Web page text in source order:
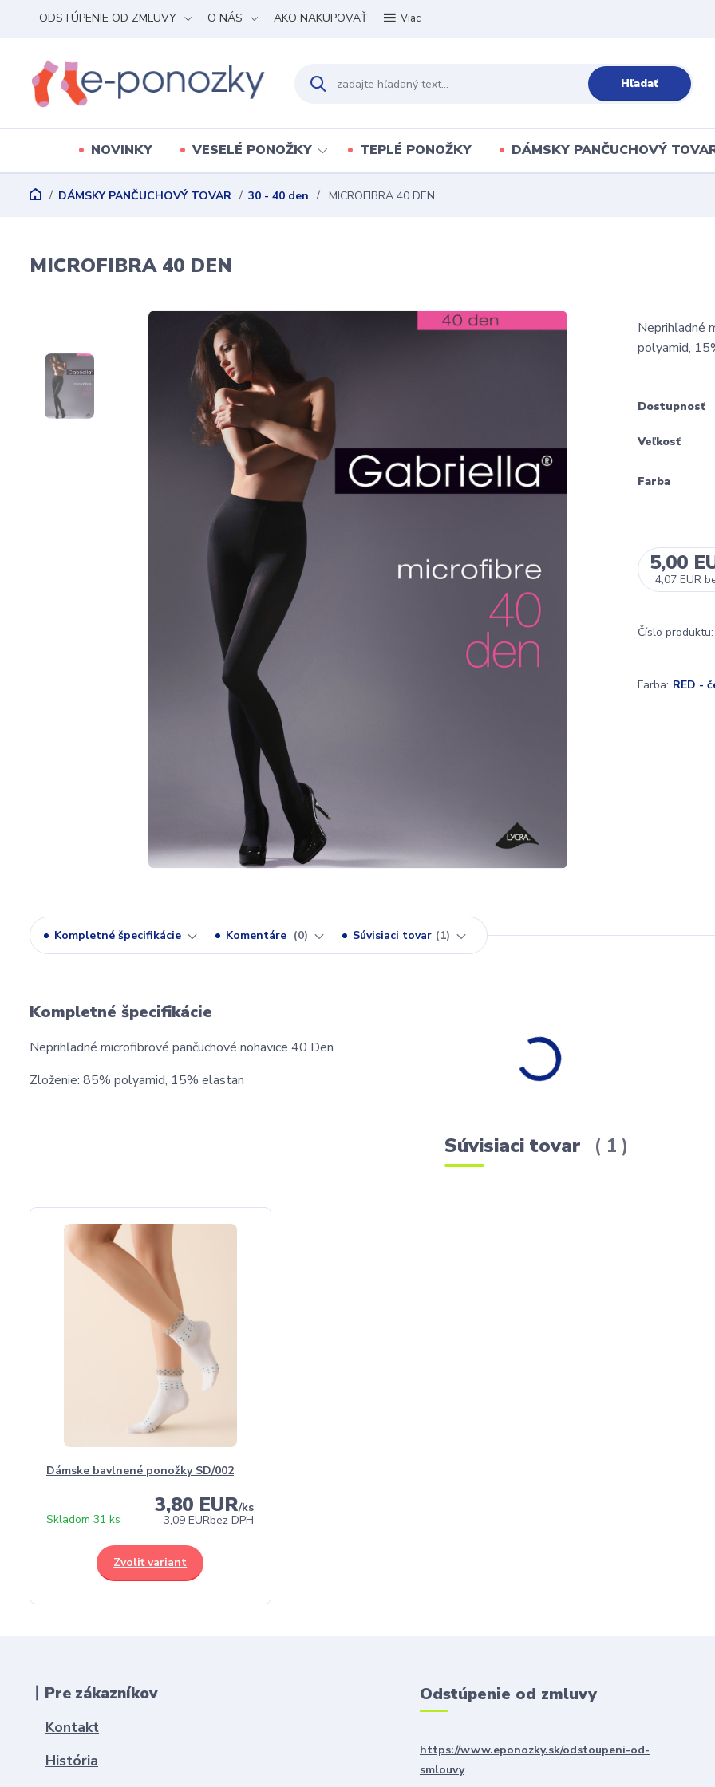
ODSTÚPENIE OD ZMLUVY O NÁS AKO NAKUPOVAŤ Viac
Hľadať
NOVINKY VESELÉ PONOŽKY TEPLÉ PONOŽKY DÁMSKY PANČUCHOVÝ
DÁMSKY PANČUCHOVÝ TOVAR 30 - 40 den MICROFIBRA 40 DEN
MICROFIBRA 40 DEN
Neprihľadné
polyamid,
Dostupnosť
Veľkosť
Farba
5,00
4,07 EUR
Číslo produktu:
Farba: RED -
Kompletné špecifikácie Komentáre 0 Súvisiaci tovar 1
Kompletné špecifikácie
Neprihľadné microfibrové pančuchové nohavice 40 Den
Zloženie: 85% polyamid, 15% elastan
Súvisiaci tovar 1
Dámske bavlnené ponožky SD/002
3,80 EUR/ks
3,09 EURbez DPH
Skladom 31 ks
Zvoliť variant
丨Pre zákazníkov
Kontakt
História
Odstúpenie od zmluvy
https://www.eponozky.sk/odstoupeni-od-
smlouvy